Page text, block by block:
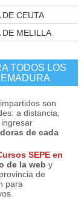
CEUTA
DE MELILLA
TODOS LOS
impartidos son
a distancia,
de cada
SEPE en
de la web y
de
para